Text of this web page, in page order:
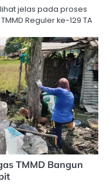
jelas pada proses
Reguler ke-129 TA
TMMD Bangun